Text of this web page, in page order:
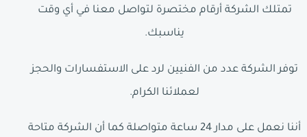
تمتلك الشركة أرقام مختصرة لتواصل معنا في أي وقت
يناسبك.
توفر الشركة عدد من الفنيين لرد على الاستفسارات والحجز
لعملائنا الكرام.
أننا نعمل على مدار 24 ساعة متواصلة كما أن الشركة متاحة